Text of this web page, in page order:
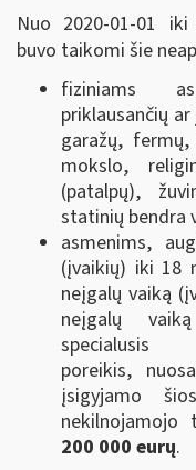
Nuo 2020-01-01
buvo taikomi šie
fiziniams
priklausančių
garažų,
mokslo,
(patalpų),
statinių bendra
asmenims,
(įvaikių) iki 18
neįgalų vaiką
neįgalų
poreikis,
įsigyjamo
200 000 eurų.